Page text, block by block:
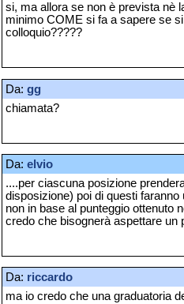
si, ma allora se non è prevista nè
minimo COME si fa a sapere se
colloquio?????
Da: gg
chiamata?
Da: elvio
....per ciascuna posizione
disposizione) poi di questi
non in base al punteggio ottenuto
credo che bisognerà aspettare un
Da: riccardo
ma io credo che una graduatoria